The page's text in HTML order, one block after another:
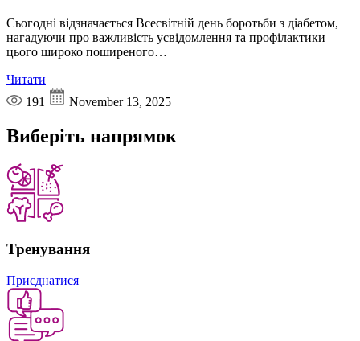
Сьогодні відзначається Всесвітній день боротьби з діабетом,
нагадуючи про важливість усвідомлення та профілактики
цього широко поширеного…
Читати
191
November 13, 2025
Виберіть напрямок
Тренування
Приєднатися